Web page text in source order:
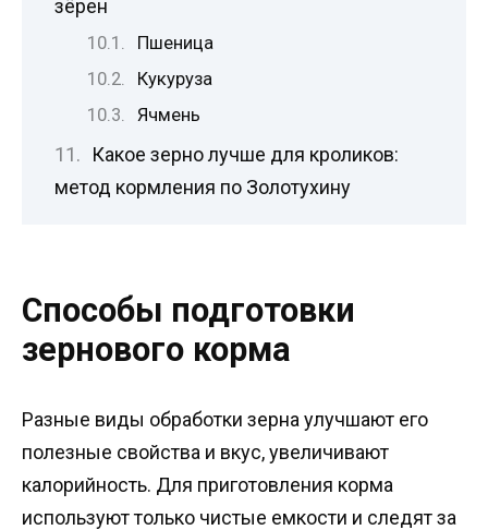
зёрен
Пшеница
Кукуруза
Ячмень
Какое зерно лучше для кроликов:
метод кормления по Золотухину
Способы подготовки
зернового корма
Разные виды обработки зерна улучшают его
полезные свойства и вкус, увеличивают
калорийность. Для приготовления корма
используют только чистые емкости и следят за